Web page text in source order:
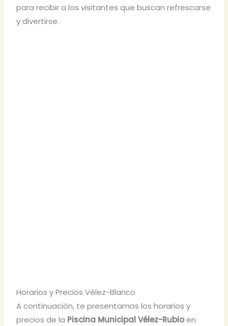
para recibir a los visitantes que buscan refrescarse
y divertirse.
Horarios y Precios Vélez-Blanco
A continuación, te presentamos los horarios y
precios de la Piscina Municipal Vélez-Rubioen